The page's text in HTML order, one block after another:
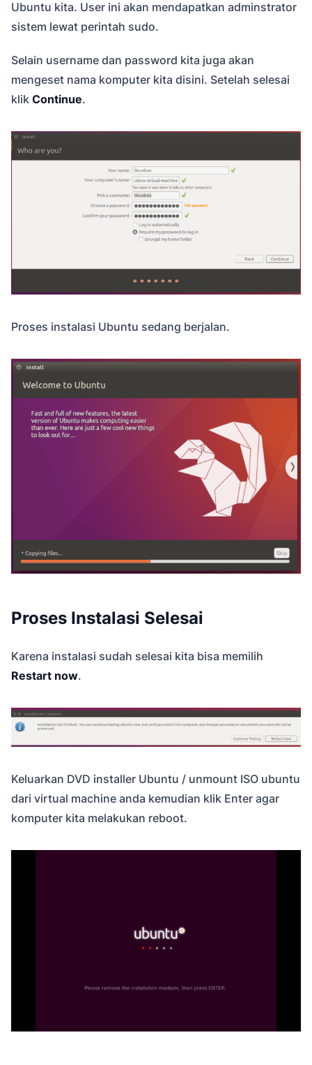
Ubuntu kita. User ini akan mendapatkan adminstrator
sistem lewat perintah sudo.
Selain username dan password kita juga akan
mengeset nama komputer kita disini. Setelah selesai
klik Continue.
Proses instalasi Ubuntu sedang berjalan.
Proses Instalasi Selesai
Karena instalasi sudah selesai kita bisa memilih
Restart now.
Keluarkan DVD installer Ubuntu / unmount ISO ubuntu
dari virtual machine anda kemudian klik Enter agar
komputer kita melakukan reboot.